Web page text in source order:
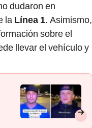
dudaron en
la Línea 1. Asimismo,
sobre el
llevar el vehículo y